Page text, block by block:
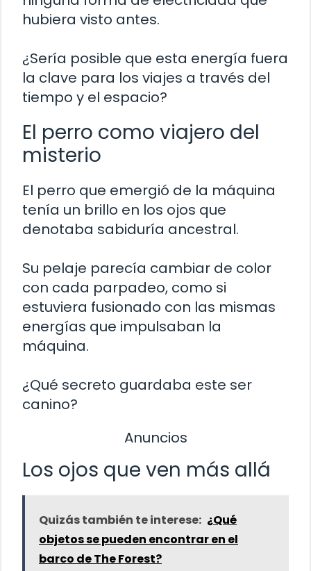
hubiera visto antes.
¿Sería posible que esta energía fuera
la clave para los viajes a través del
tiempo y el espacio?
El perro como viajero del
misterio
El perro que emergió de la máquina
tenía un brillo en los ojos que
denotaba sabiduría ancestral.
Su pelaje parecía cambiar de color
con cada parpadeo, como si
estuviera fusionado con las mismas
energías que impulsaban la
máquina.
¿Qué secreto guardaba este ser
canino?
Anuncios
Los ojos que ven más allá
Quizás también te interese: ¿Qué
objetos se pueden encontrar en el
barco de The Forest?